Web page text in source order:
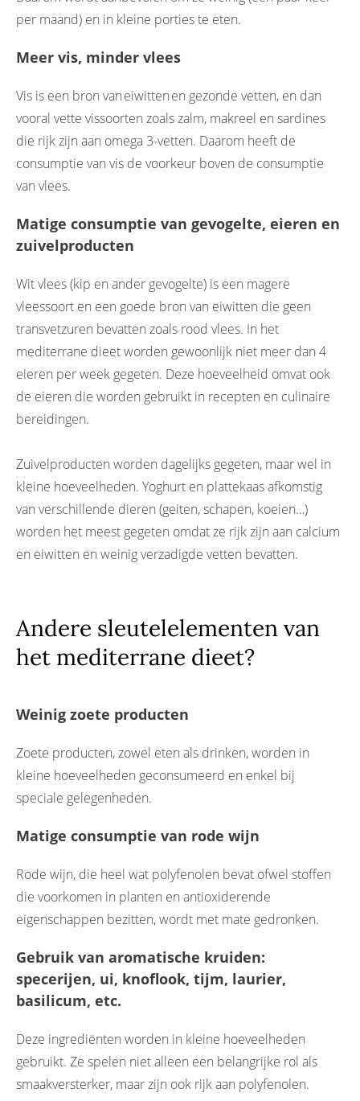
per maand) en in kleine porties te eten.
Meer vis, minder vlees
Vis is een bron van eiwitten en gezonde vetten, en dan
vooral vette vissoorten zoals zalm, makreel en sardines
die rijk zijn aan omega 3-vetten. Daarom heeft de
consumptie van vis de voorkeur boven de consumptie
van vlees.
Matige consumptie van gevogelte, eieren en
zuivelproducten
Wit vlees (kip en ander gevogelte) is een magere
vleessoort en een goede bron van eiwitten die geen
transvetzuren bevatten zoals rood vlees. In het
mediterrane dieet worden gewoonlijk niet meer dan 4
eieren per week gegeten. Deze hoeveelheid omvat ook
de eieren die worden gebruikt in recepten en culinaire
bereidingen.
Zuivelproducten worden dagelijks gegeten, maar wel in
kleine hoeveelheden. Yoghurt en plattekaas afkomstig
van verschillende dieren (geiten, schapen, koeien…)
worden het meest gegeten omdat ze rijk zijn aan calcium
en eiwitten en weinig verzadigde vetten bevatten.
Andere sleutelelementen van
het mediterrane dieet?
Weinig zoete producten
Zoete producten, zowel eten als drinken, worden in
kleine hoeveelheden geconsumeerd en enkel bij
speciale gelegenheden.
Matige consumptie van rode wijn
Rode wijn, die heel wat polyfenolen bevat ofwel stoffen
die voorkomen in planten en antioxiderende
eigenschappen bezitten, wordt met mate gedronken.
Gebruik van aromatische kruiden:
specerijen, ui, knoflook, tijm, laurier,
basilicum, etc.
Deze ingrediënten worden in kleine hoeveelheden
gebruikt. Ze spelen niet alleen een belangrijke rol als
smaakversterker, maar zijn ook rijk aan polyfenolen.